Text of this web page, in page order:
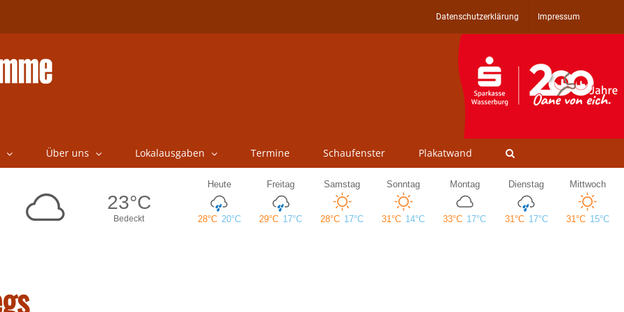
Datenschutzerklärung Impressum
Über uns Lokalausgaben Termine Schaufenster Plakatwand